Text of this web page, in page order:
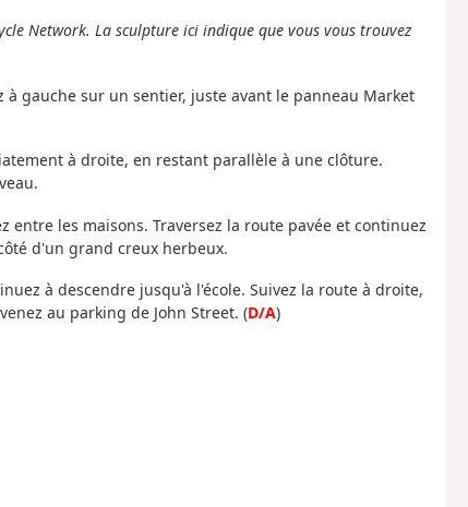
Network. La sculpture ici indique que vous vous trouvez
gauche sur un sentier, juste avant le panneau Market
à droite, en restant parallèle à une clôture.
entre les maisons. Traversez la route pavée et continuez
d'un grand creux herbeux.
à descendre jusqu'à l'école. Suivez la route à droite,
au parking de John Street. (D/A)